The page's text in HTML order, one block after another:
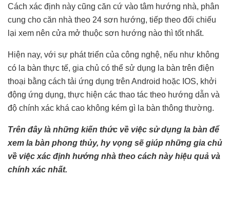
Cách xác định này cũng căn cứ vào tâm hướng nhà, phân
cung cho căn nhà theo 24 sơn hướng, tiếp theo đối chiếu
lại xem nên cửa mở thuộc sơn hướng nào thì tốt nhất.
Hiện nay, với sự phát triển của công nghệ, nếu như không
có la bàn thực tế, gia chủ có thể sử dụng la bàn trên điện
thoại bằng cách tải ứng dụng trên Android hoặc IOS, khởi
động ứng dụng, thực hiện các thao tác theo hướng dẫn và
độ chính xác khá cao không kém gì la bàn thông thường.
Trên đây là những kiến thức về việc sử dụng la bàn để
xem la bàn phong thủy, hy vọng sẽ giúp những gia chủ
về việc xác định hướng nhà theo cách này hiệu quả và
chính xác nhất.